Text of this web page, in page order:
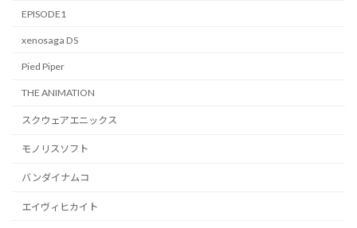
EPISODE1
xenosaga DS
Pied Piper
THE ANIMATION
スクウェアエニックス
モノリスソフト
バンダイナムコ
エイヴィヒカイト